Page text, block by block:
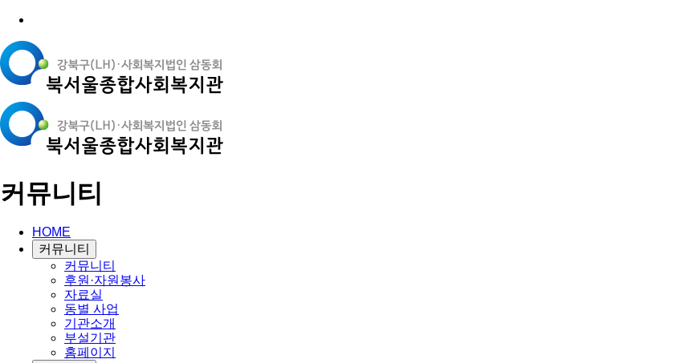
커뮤니티
HOME
커뮤니티
커뮤니티
후원·자원봉사
자료실
동별 사업
기관소개
부설기관
홈페이지